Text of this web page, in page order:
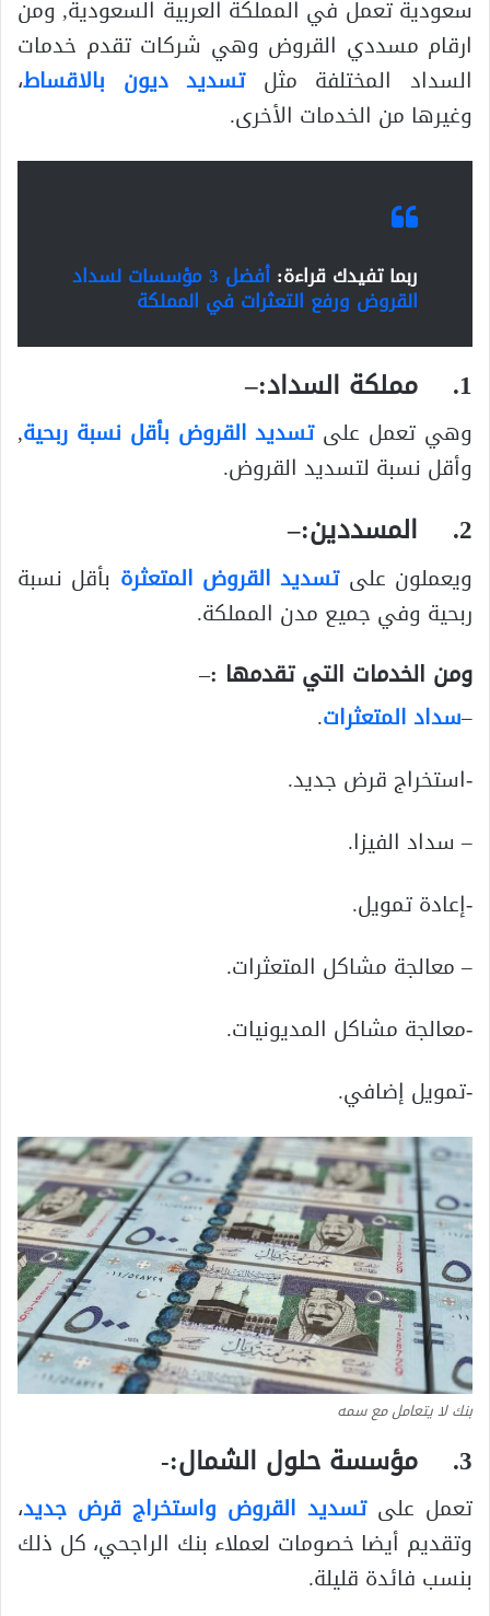
سعودية تعمل في المملكة العربية السعودية, ومن
ارقام مسددي القروض وهي شركات تقدم خدمات
السداد المختلفة مثلتسديد ديون بالاقساط،
وغيرها من الخدمات الأخرى.
ربما تفيدك قراءة: أفضل 3 مؤسسات لسداد
القروض ورفع التعثرات في المملكة
1. مملكة السداد:
–
وهي تعمل على تسديد القروض بأقل نسبة ربحية,
وأقل نسبة لتسديد القروض.
2. المسددين:
–
ويعملون علىتسديد القروض المتعثرة بأقل نسبة
ربحية وفي جميع مدن المملكة.
ومن الخدمات التي تقدمها :
–
–سداد المتعثرات.
-استخراج قرض جديد.
– سداد الفيزا.
-إعادة تمويل.
– معالجة مشاكل المتعثرات.
-معالجة مشاكل المديونيات.
-تمويل إضافي.
بنك لا يتعامل مع سمه
3. مؤسسة حلول الشمال:-
تعمل علىتسديد القروض واستخراج قرض جديد،
وتقديم أيضا خصومات لعملاء بنك الراجحي، كل ذلك
بنسب فائدة قليلة.